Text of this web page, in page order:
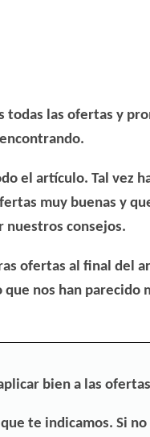
todas las ofertas y
el artículo. Tal vez
muy buenas y
nuestros consejos.
ofertas al final del
nos han
bien a las
te indicamos. Si